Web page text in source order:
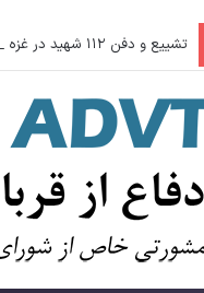
تشییع و دفن ۱۱۲ شهید در غزه پس از سه سال